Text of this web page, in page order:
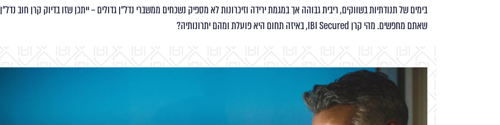
בימים של תנודתיות בשווקים, ריבית גבוהה אך במגמת ירידה וזיכרונות לא מספיק נשכחים ממשברי נדל"ן גדולים – ייתכן שזו בדיוק קרן חוב נדל"ן
שאתם מחפשים. מהי קרן IBI Secured, באיזה תחום היא פועלת ומהם יתרונותיה?